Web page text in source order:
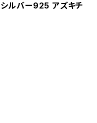
ルバー925 アズキチ